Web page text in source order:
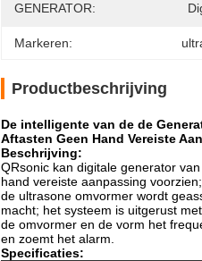
GENERATOR:
Markeren:
Productbeschrijving
De intelligente van de de
Aftasten Geen Hand Vereiste
Beschrijving:
QRsonic kan digitale generator
hand vereiste aanpassing
de ultrasone omvormer wordt
macht; het systeem is uitgerust
de omvormer en de vorm het
en zoemt het alarm.
Specificaties: